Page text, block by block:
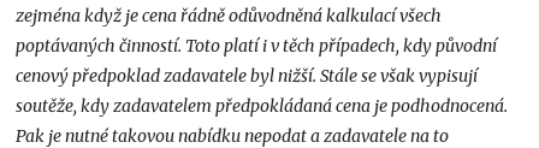
zejména když je cena řádně odůvodněná kalkulací všech
poptávaných činností. Toto platí i v těch případech, kdy původní
cenový předpoklad zadavatele byl nižší. Stále se však vypisují
soutěže, kdy zadavatelem předpokládaná cena je podhodnocená.
Pak je nutné takovou nabídku nepodat a zadavatele na to